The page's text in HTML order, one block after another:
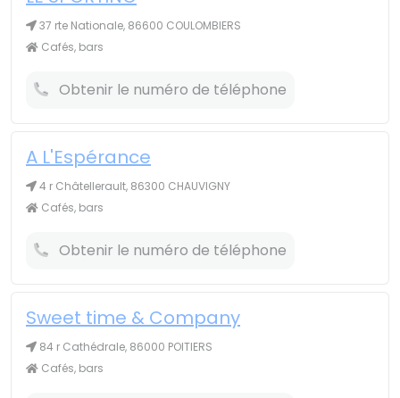
37 rte Nationale, 86600 COULOMBIERS
Cafés, bars
Obtenir le numéro de téléphone
A L'Espérance
4 r Châtellerault, 86300 CHAUVIGNY
Cafés, bars
Obtenir le numéro de téléphone
Sweet time & Company
84 r Cathédrale, 86000 POITIERS
Cafés, bars